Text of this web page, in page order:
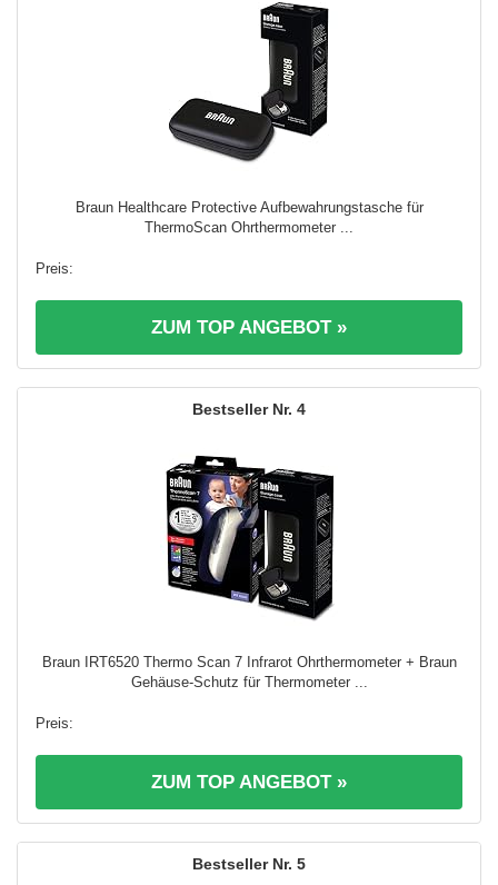
Braun Healthcare Protective Aufbewahrungstasche für
ThermoScan Ohrthermometer ...
ZUM TOP ANGEBOT »
4
Braun IRT6520 Thermo Scan 7 Infrarot Ohrthermometer + Braun
Gehäuse-Schutz für Thermometer ...
ZUM TOP ANGEBOT »
5